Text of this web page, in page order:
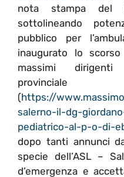
nota stampa del
sottolineando
pubblico per
inaugurato lo
massimi dirigenti
provinciale
(https://
salerno-il-dg-
pediatrico-al-p-o-di-
dopo tanti annunci
specie dell’ASL –
d’emergenza e